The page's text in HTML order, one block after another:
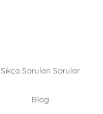
Sıkça Sorulan Sorular
Blog